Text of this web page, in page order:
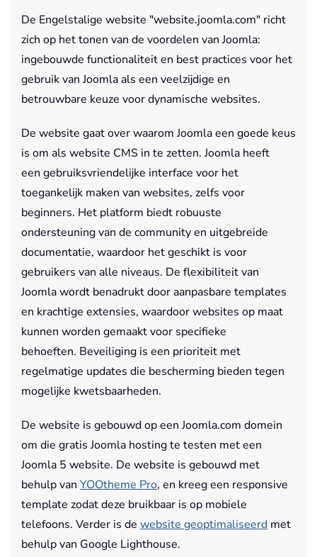
De Engelstalige website "website.joomla.com" richt
zich op het tonen van de voordelen van Joomla:
ingebouwde functionaliteit en best practices voor het
gebruik van Joomla als een veelzijdige en
betrouwbare keuze voor dynamische websites.
De website gaat over waarom Joomla een goede keus
is om als website CMS in te zetten. Joomla heeft
een gebruiksvriendelijke interface voor het
toegankelijk maken van websites, zelfs voor
beginners. Het platform biedt robuuste
ondersteuning van de community en uitgebreide
documentatie, waardoor het geschikt is voor
gebruikers van alle niveaus. De flexibiliteit van
Joomla wordt benadrukt door aanpasbare templates
en krachtige extensies, waardoor websites op maat
kunnen worden gemaakt voor specifieke
behoeften. Beveiliging is een prioriteit met
regelmatige updates die bescherming bieden tegen
mogelijke kwetsbaarheden.
De website is gebouwd op een Joomla.com domein
om die gratis Joomla hosting te testen met een
Joomla 5 website. De website is gebouwd met
behulp van YOOtheme Pro, en kreeg een responsive
template zodat deze bruikbaar is op mobiele
telefoons. Verder is de website geoptimaliseerd met
behulp van Google Lighthouse.